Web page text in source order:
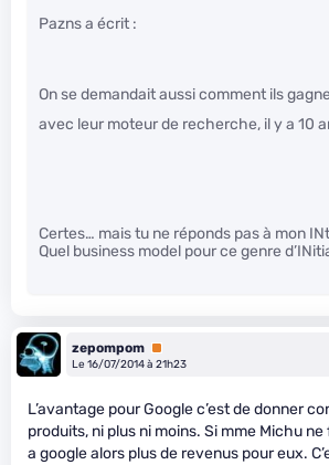
Pazns a écrit :
On se demandait aussi comment ils
avec leur moteur de recherche, il y a 10
Certes… mais tu ne réponds pas à mon
Quel business model pour ce genre
zepompom Premium
Le 16/07/2014 à 21h23
L’avantage pour Google c’est de donner
produits, ni plus ni moins. Si mme Michu
a google alors plus de revenus pour eux.